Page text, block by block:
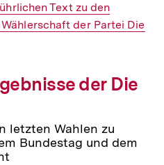
Text zu den
der Partei Die
der Die
letzten Wahlen zu
Bundestag und dem